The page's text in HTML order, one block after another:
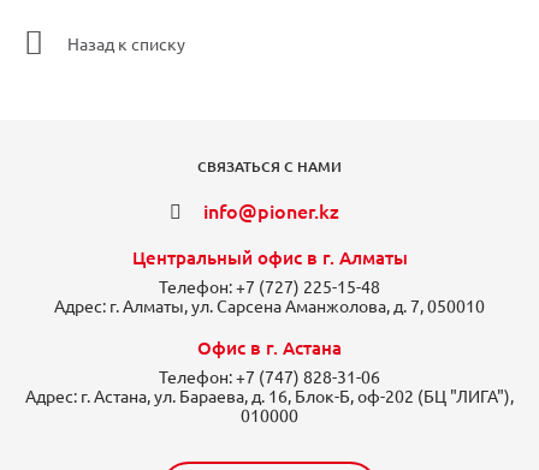
Назад к списку
СВЯЗАТЬСЯ С НАМИ
info@pioner.kz
Центральный офис в г. Алматы
Телефон:+7 (727) 225-15-48
Адрес: г. Алматы, ул. Сарсена Аманжолова, д. 7, 050010
Офис в г. Астана
Телефон:+7 (747) 828-31-06
Адрес: г. Астана, ул. Бараева, д. 16, Блок-Б, оф-202 (БЦ "ЛИГА"),
010000